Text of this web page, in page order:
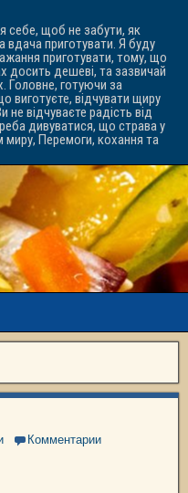
себе, щоб не забути, як
вдача приготувати. Я буду
приготувати, тому, що
досить дешеві, та зазвичай
Головне, готуючи за
виготуєте, відчувати щиру
відчуваєте радість від
дивуватися, що страва у
Перемоги, кохання та
Комментарии